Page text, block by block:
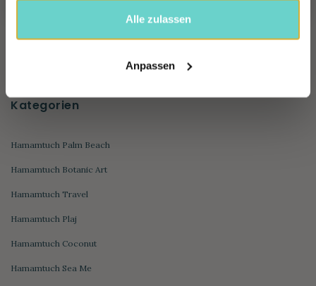
Alle zulassen
Anpassen
servicedesk@hamamtuch.de
Kategorien
Hamamtuch Palm Beach
Hamamtuch Botanic Art
Hamamtuch Travel
Hamamtuch Plaj
Hamamtuch Coconut
Hamamtuch Sea Me